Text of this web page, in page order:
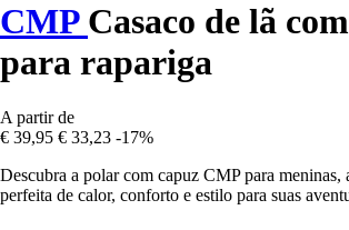
CMP Casaco de lã
para rapariga
A partir de
€ 39,95 € 33,23 -17%
Descubra a polar com capuz CMP para meninas,
perfeita de calor, conforto e estilo para suas